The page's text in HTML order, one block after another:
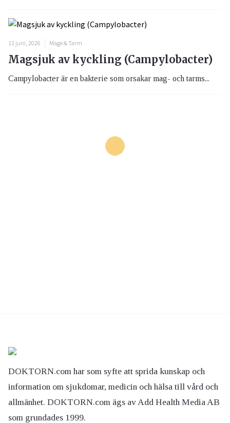
11 juni, 2026 Mage & Tarm
Magsjuk av kyckling (Campylobacter)
Campylobacter är en bakterie som orsakar mag- och tarms...
DOKTORN.com har som syfte att sprida kunskap och
information om sjukdomar, medicin och hälsa till vård och
allmänhet. DOKTORN.com ägs av Add Health Media AB
som grundades 1999.